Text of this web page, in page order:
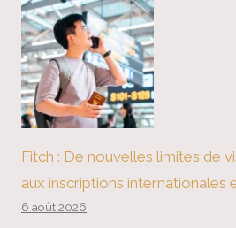
Fitch : De nouvelles limites de
aux inscriptions internationales
6 août 2026